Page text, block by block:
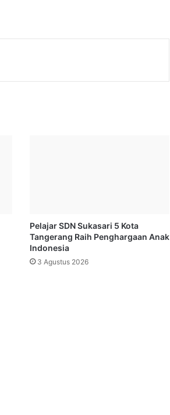
Pelajar SDN Sukasari 5 Kota
Tangerang Raih Penghargaan Anak
Indonesia
3 Agustus 2026